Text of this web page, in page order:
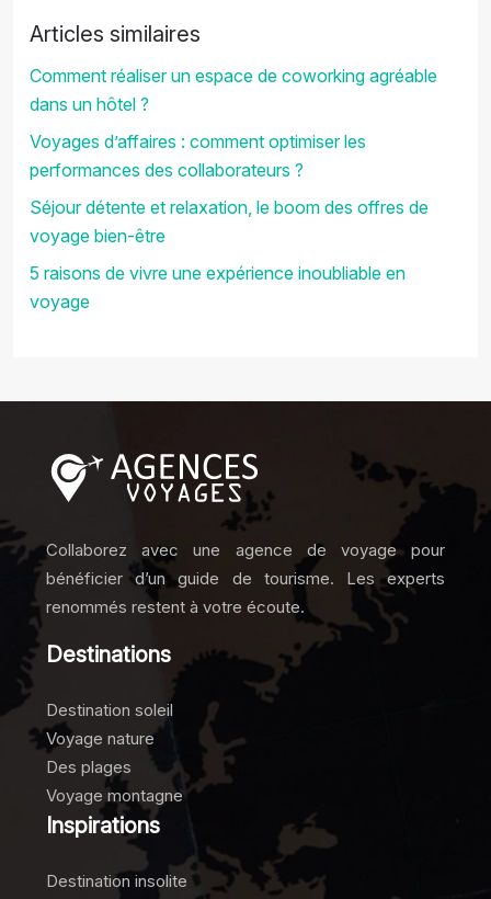
Articles similaires
Comment réaliser un espace de coworking agréable
dans un hôtel ?
Voyages d’affaires : comment optimiser les
performances des collaborateurs ?
Séjour détente et relaxation, le boom des offres de
voyage bien-être
5 raisons de vivre une expérience inoubliable en
voyage
Collaborez avec une agence de voyage pour
bénéficier d’un guide de tourisme. Les experts
renommés restent à votre écoute.
Destinations
Destination soleil
Voyage nature
Des plages
Voyage montagne
Inspirations
Destination insolite